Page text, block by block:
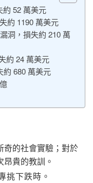
約 52 萬美元
約 1190 萬美元
洞，損失約 210 萬
約 24 萬美元
約 680 萬美元
奇的社會實驗；對於
貴的教訓。
挑下跌時。